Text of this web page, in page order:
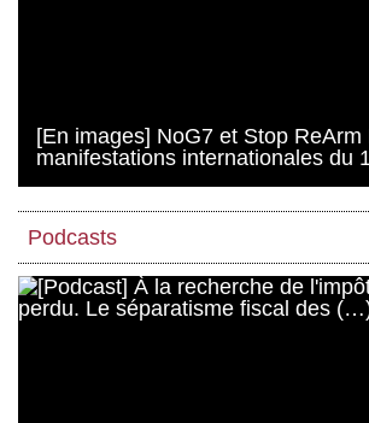
[En images] NoG7 et Stop ReArm
manifestations internationales du
Podcasts